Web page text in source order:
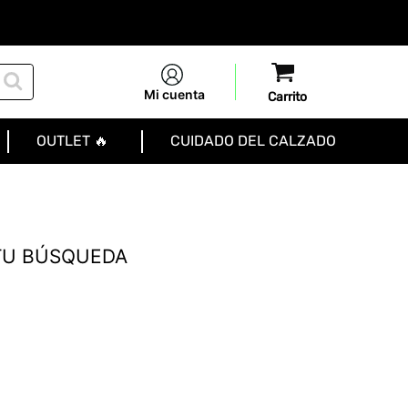
Mi cuenta
OUTLET 🔥 CUIDADO DEL CALZADO
BÚSQUEDA